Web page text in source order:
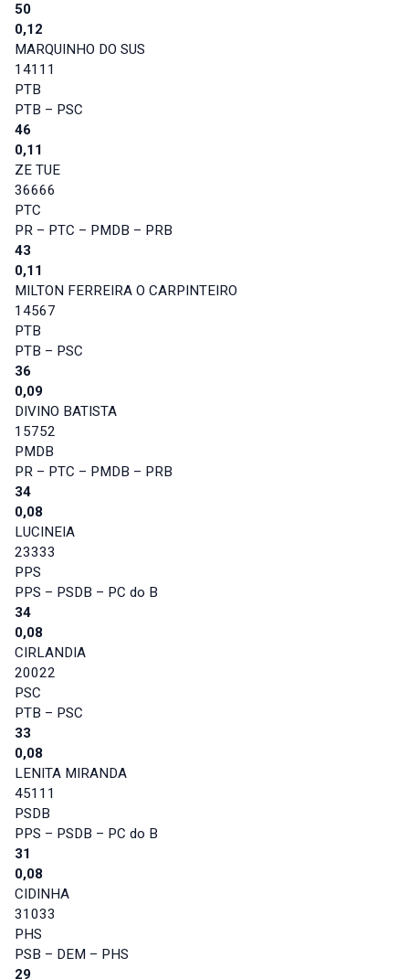
50
0,12
MARQUINHO DO SUS
14111
PTB
PTB – PSC
46
0,11
ZE TUE
36666
PTC
PR – PTC – PMDB – PRB
43
0,11
MILTON FERREIRA O CARPINTEIRO
14567
PTB
PTB – PSC
36
0,09
DIVINO BATISTA
15752
PMDB
PR – PTC – PMDB – PRB
34
0,08
LUCINEIA
23333
PPS
PPS – PSDB – PC do B
34
0,08
CIRLANDIA
20022
PSC
PTB – PSC
33
0,08
LENITA MIRANDA
45111
PSDB
PPS – PSDB – PC do B
31
0,08
CIDINHA
31033
PHS
PSB – DEM – PHS
29